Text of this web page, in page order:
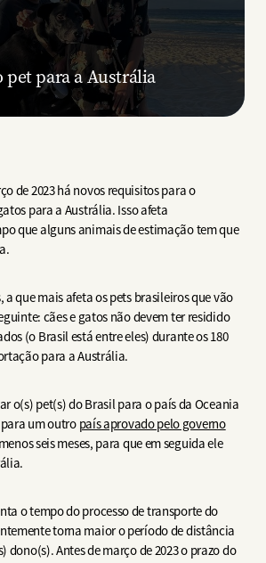
pet para a Austrália
de 2023 há novos requisitos para o
para a Austrália. Isso afeta
que alguns animais de estimação tem que
a que mais afeta os pets brasileiros que vão
cães e gatos não devem ter residido
(o Brasil está entre eles) durante os 180
para a Austrália.
o(s) pet(s) do Brasil para o país da Oceania
um outro país aprovado pelo governo
seis meses, para que em seguida ele
o tempo do processo de transporte do
torna maior o período de distância
dono(s). Antes de março de 2023 o prazo do